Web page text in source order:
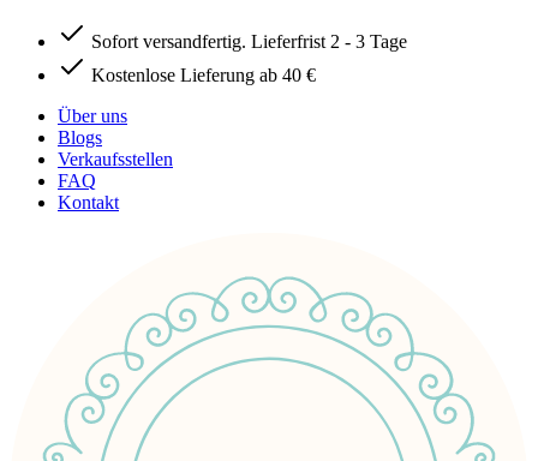
Sofort versandfertig. Lieferfrist 2 - 3 Tage
Kostenlose Lieferung ab 40 €
Über uns
Blogs
Verkaufsstellen
FAQ
Kontakt